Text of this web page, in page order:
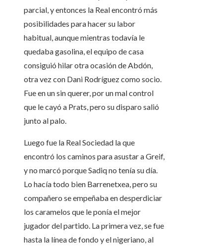
parcial, y entonces la Real encontró más
posibilidades para hacer su labor
habitual, aunque mientras todavía le
quedaba gasolina, el equipo de casa
consiguió hilar otra ocasión de Abdón,
otra vez con Dani Rodríguez como socio.
Fue en un sin querer, por un mal control
que le cayó a Prats, pero su disparo salió
junto al palo.
Luego fue la Real Sociedad la que
encontró los caminos para asustar a Greif,
y no marcó porque Sadiq no tenía su día.
Lo hacía todo bien Barrenetxea, pero su
compañero se empeñaba en desperdiciar
los caramelos que le ponía el mejor
jugador del partido. La primera vez, se fue
hasta la línea de fondo y el nigeriano, al